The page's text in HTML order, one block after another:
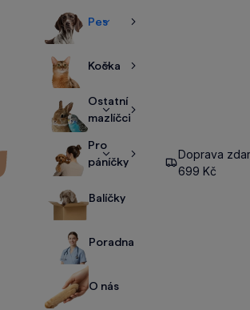
PesZobrazitZobrazit
Kočka
ZobrazitZobrazit
Ostatní
mazlíčci
ZobrazitZobrazit
Pro
páníčky
ZobrazitZobrazit
Balíčky
Poradna
O nás
Doprava
699 Kč